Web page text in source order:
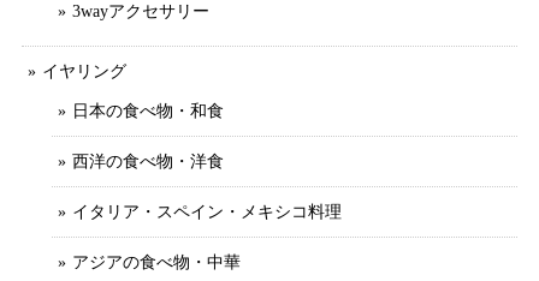
3wayアクセサリー
イヤリング
日本の食べ物・和食
西洋の食べ物・洋食
イタリア・スペイン・メキシコ料理
アジアの食べ物・中華